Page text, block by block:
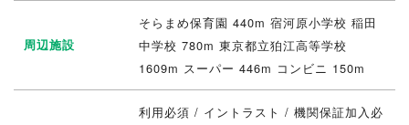
周辺施設
そらまめ保育園 440m 宿河原小学校 稲田
中学校 780m 東京都立狛江高等学校
1609m スーパー 446m コンビニ 150m
利用必須 / イントラスト / 機関保証加入必